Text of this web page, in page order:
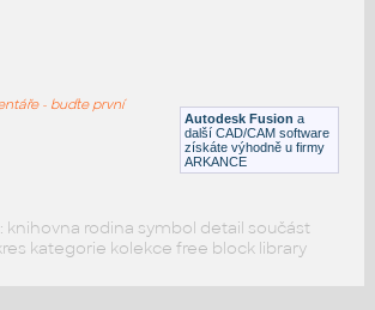
Autodesk Fusion a
další CAD/CAM software
získáte výhodně u firmy
ARKANCE
- buďte první
knihovna rodina symbol detail součást
kategorie kolekce free block library